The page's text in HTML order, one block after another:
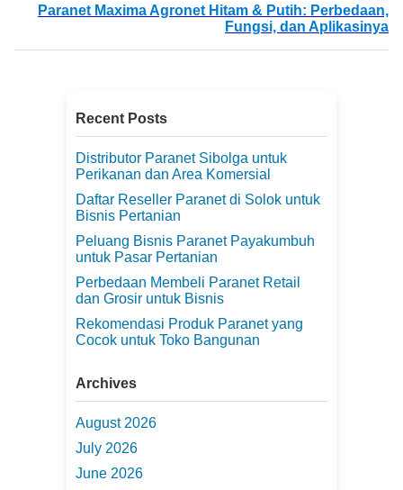
Paranet Maxima Agronet Hitam & Putih: Perbedaan,
Fungsi, dan Aplikasinya
Recent Posts
Distributor Paranet Sibolga untuk
Perikanan dan Area Komersial
Daftar Reseller Paranet di Solok untuk
Bisnis Pertanian
Peluang Bisnis Paranet Payakumbuh
untuk Pasar Pertanian
Perbedaan Membeli Paranet Retail
dan Grosir untuk Bisnis
Rekomendasi Produk Paranet yang
Cocok untuk Toko Bangunan
Archives
August 2026
July 2026
June 2026